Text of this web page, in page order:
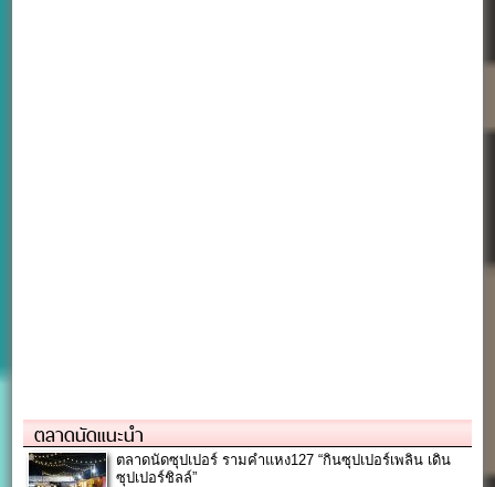
ตลาดนัดแนะนำ
ตลาดนัดซุปเปอร์ รามคำแหง127 “กินซุปเปอร์เพลิน เดิน
ซุปเปอร์ชิลล์”